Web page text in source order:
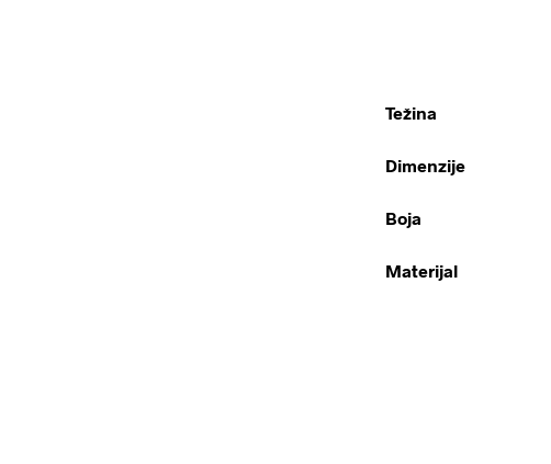
Težina
Dimenzije
Boja
Materijal